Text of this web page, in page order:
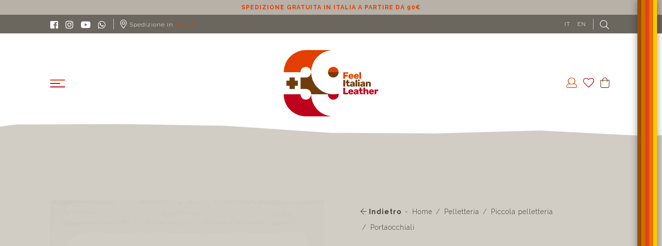
SPEDIZIONE GRATUITA IN ITALIA A PARTIRE DA 90€
Spedizione in ITALIA IT EN
Indietro Home Pelletteria
Piccola pelletteria
Portaocchiali